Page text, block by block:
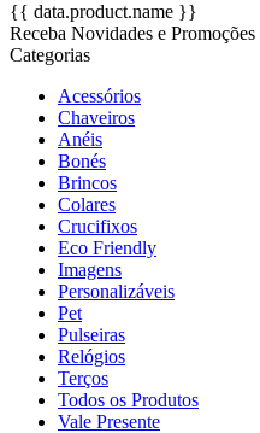
{{ data.product.name }}
Receba Novidades e Promoções
Categorias
Acessórios
Chaveiros
Anéis
Bonés
Brincos
Colares
Crucifixos
Eco Friendly
Imagens
Personalizáveis
Pet
Pulseiras
Relógios
Terços
Todos os Produtos
Vale Presente